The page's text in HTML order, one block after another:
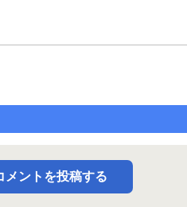
メントを投稿する